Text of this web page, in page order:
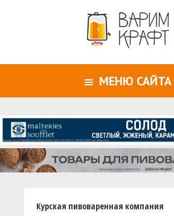
МЕНЮ САЙТА
Курская пивоваренная компания